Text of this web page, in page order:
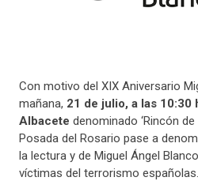
Con motivo del XIX Aniversario
mañana, 21 de julio, a las 10:30
Albacete denominado ‘Rincón
Posada del Rosario pase a
la lectura y de Miguel Ángel
víctimas del terrorismo